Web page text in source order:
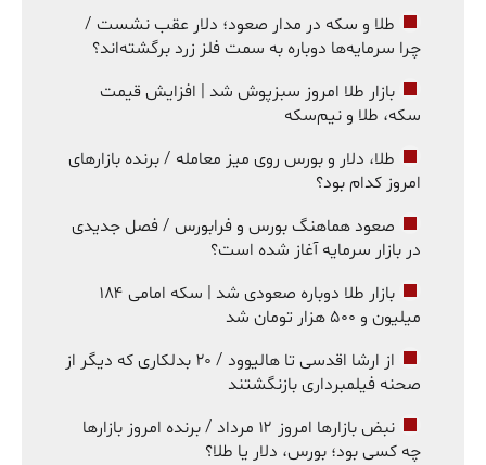
طلا و سکه در مدار صعود؛ دلار عقب نشست /
چرا سرمایه‌ها دوباره به سمت فلز زرد برگشته‌اند؟
بازار طلا امروز سبزپوش شد | افزایش قیمت
سکه، طلا و نیم‌سکه
طلا، دلار و بورس روی میز معامله / برنده بازارهای
امروز کدام بود؟
صعود هماهنگ بورس و فرابورس / فصل جدیدی
در بازار سرمایه آغاز شده است؟
بازار طلا دوباره صعودی شد | سکه امامی ۱۸۴
میلیون و ۵۰۰ هزار تومان شد
از ارشا اقدسی تا هالیوود / ۲۰ بدلکاری که دیگر از
صحنه فیلمبرداری بازنگشتند
نبض بازارها امروز ۱۲ مرداد / برنده امروز بازارها
چه کسی بود؛ بورس، دلار یا طلا؟